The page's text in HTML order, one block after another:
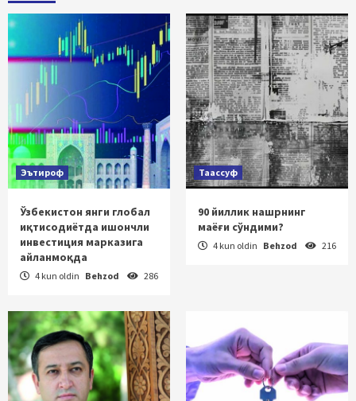
Эътироф
Ўзбекистон янги глобал
иқтисодиётда ишончли
инвестиция марказига
айланмоқда
4 kun oldin Behzod 286
Таассуф
90 йиллик нашрнинг
маёғи сўндими?
4 kun oldin Behzod 216